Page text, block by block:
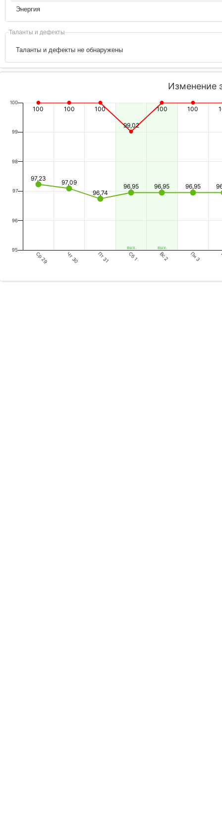
Энергия
Таланты и дефекты
Таланты и дефекты не обнаружены
вых. вых.
Изменение
97,23
97,09
96,74
96,95 96,95 96,95
100 100 100
99,02
100 100
Ср 29 Чт 30 Пт 31 Сб 1 Вс 2 Пн 3
95
96
97
98
99
100